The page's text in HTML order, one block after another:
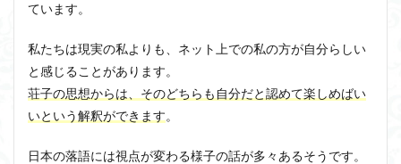
ています。
私たちは現実の私よりも、ネット上での私の方が自分らしい
と感じることがあります。
荘子の思想からは、そのどちらも自分だと認めて楽しめばい
いという解釈ができます。
日本の落語には視点が変わる様子の話が多々あるそうです。